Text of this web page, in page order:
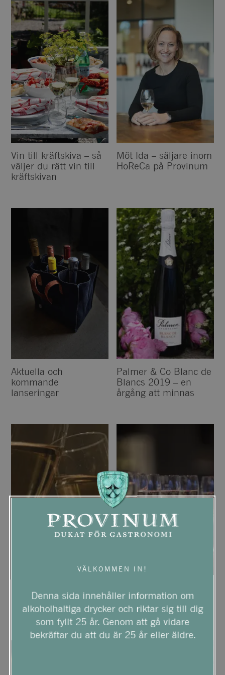
Vin till kräftskiva – så
väljer du rätt vin till
kräftskivan
Möt Ida – säljare inom
HoReCa på Provinum
Aktuella och
kommande
lanseringar
Palmer & Co Blanc de
Blancs 2019 – en
årgång att minnas
Cava?
Champagne: vad är
skillnaden?
VÄLKOMMEN IN!
Denna sida innehåller information om
alkoholhaltiga drycker och riktar sig till dig
som fyllt 25 år. Genom att gå vidare
bekräftar du att du är 25 år eller äldre.